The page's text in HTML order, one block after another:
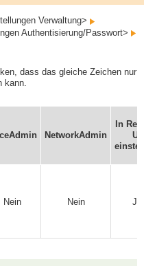
Verwaltung>
Authentisierung/Passwort>
dass das gleiche Zeichen nur
kann.
NetworkAdmin
In
UI
Nein Nein Ja